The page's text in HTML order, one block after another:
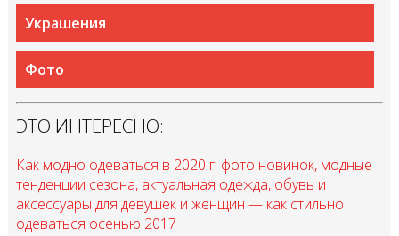
Украшения
Фото
ЭТО ИНТЕРЕСНО:
Как модно одеваться в 2020 г: фото новинок, модные
тенденции сезона, актуальная одежда, обувь и
аксессуары для девушек и женщин — как стильно
одеваться осенью 2017